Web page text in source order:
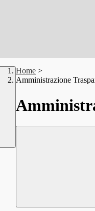
Home >
Amministrazione